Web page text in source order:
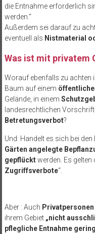
die Entnahme erforderlich
werden.“
Außerdem sei darauf zu
eventuell als Nistmaterial
Was ist mit privatem
Worauf ebenfalls zu achten
Baum auf einem
Gelände, in einem
landesrechtlichen
Betretungsverbot?
Und: Handelt es sich bei den
Gärten angelegte
gepflücktwerden. Es gelten
Zugriffsverbote“.
Aber : Auch Privatpersonen
ihrem Gebiet„nicht
pflegliche Entnahme